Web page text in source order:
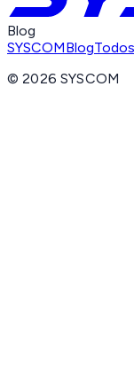
Blog
SYSCOMBlog
©2026 SYSCOM